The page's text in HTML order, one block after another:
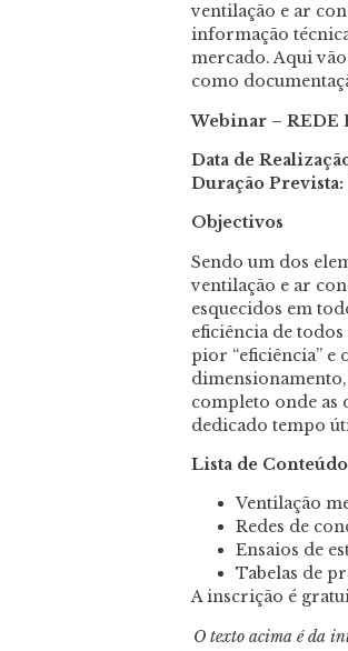
ventilação e ar
informação
mercado. Aqui
como
Webinar – REDE
Data de
Duração Prevista:
Objectivos
Sendo um dos
ventilação e ar
esquecidos em
eficiência de
pior “eficiência” e
completo onde as
dedicado tempo
Lista de
Ventilação
Redes de
Ensaios de
Tabelas de
A inscrição é
O texto acima é da